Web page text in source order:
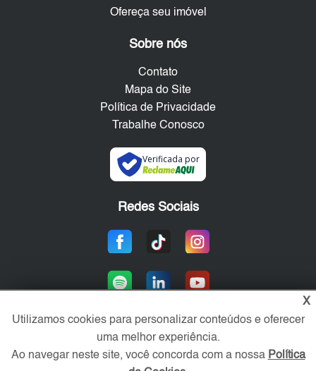
Ofereça seu imóvel
Sobre nós
Contato
Mapa do Site
Política de Privacidade
Trabalhe Conosco
Verificada por
Redes Sociais
Área exclusiva aos anunciantes,
acesse sua conta:
X
Utilizamos cookies para personalizar conteúdos e oferecer
uma melhor experiência.
Ao navegar neste site, você concorda com a nossa Política